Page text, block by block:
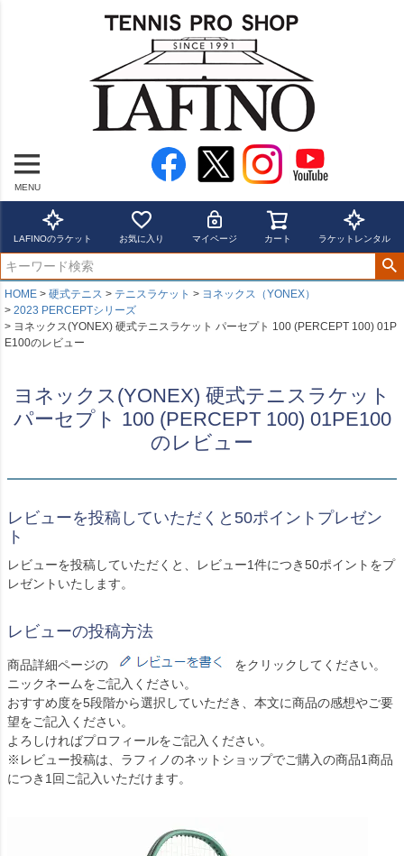
MENU
LAFINOのラケット お気に入り マイページ カート ラケットレンタル
HOME 硬式テニス テニスラケット
ヨネックス（YONEX）
2023 PERCEPTシリーズ
ヨネックス(YONEX) 硬式テニスラケット パーセプト 100 (PERCEPT 100) 01P
E100のレビュー
ヨネックス(YONEX) 硬式テニスラケット
パーセプト 100 (PERCEPT 100) 01PE100
のレビュー
レビューを投稿していただくと50ポイントプレゼン
ト
レビューを投稿していただくと、レビュー1件につき50ポイントをプ
レゼントいたします。
レビューの投稿方法
商品詳細ページの
をクリックしてください。
ニックネームをご記入ください。
おすすめ度を5段階から選択していただき、本文に商品の感想やご要
望をご記入ください。
よろしければプロフィールをご記入ください。
※レビュー投稿は、ラフィノのネットショップでご購入の商品1商品
につき1回ご記入いただけます。